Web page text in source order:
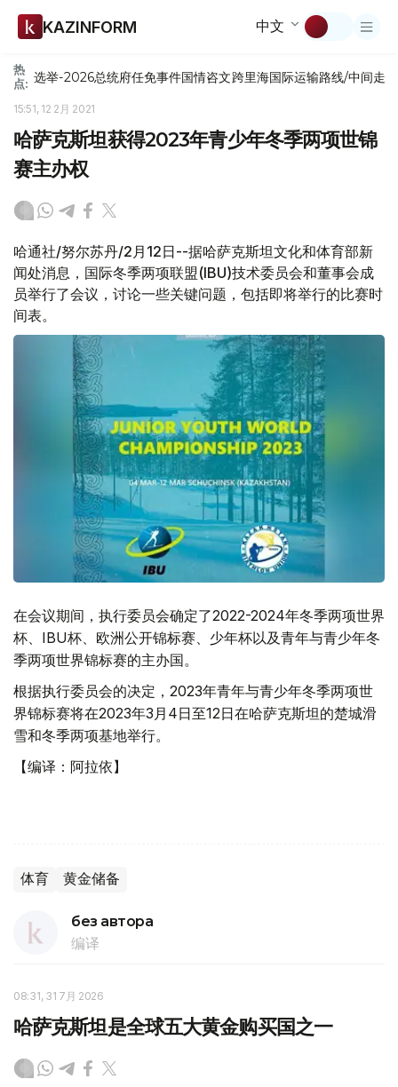
KAZINFORM 中文
热
点: 选举-2026总统府任免事件国情咨文跨里海国际运输路线/中间走廊
15:51, 12 2月 2021
哈萨克斯坦获得2023年青少年冬季两项世锦
赛主办权
哈通社/努尔苏丹/2月12日--据哈萨克斯坦文化和体育部新
闻处消息，国际冬季两项联盟(IBU)技术委员会和董事会成
员举行了会议，讨论一些关键问题，包括即将举行的比赛时
间表。
在会议期间，执行委员会确定了2022-2024年冬季两项世界
杯、IBU杯、欧洲公开锦标赛、少年杯以及青年与青少年冬
季两项世界锦标赛的主办国。
根据执行委员会的决定，2023年青年与青少年冬季两项世
界锦标赛将在2023年3月4日至12日在哈萨克斯坦的楚城滑
雪和冬季两项基地举行。
【编译：阿拉依】
体育 黄金储备
без автора
编译
08:31, 31 7月 2026
哈萨克斯坦是全球五大黄金购买国之一